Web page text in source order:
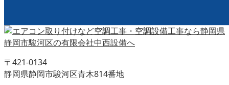
〒421-0134
静岡県静岡市駿河区青木814番地